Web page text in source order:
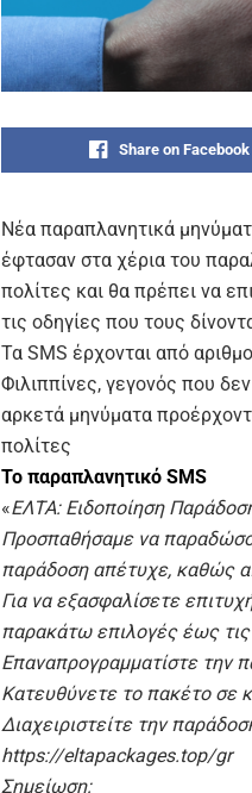
Share on Facebook
Νέα παραπλανητικά
έφτασαν στα χέρια του
πολίτες και θα πρέπει να
τις οδηγίες που τους
Τα SMS έρχονται από
Φιλιππίνες, γεγονός που
αρκετά μηνύματα
πολίτες
Το παραπλανητικό SMS
«ΕΛΤΑ: Ειδοποίηση
Προσπαθήσαμε να
παράδοση απέτυχε, καθώς
Για να εξασφαλίσετε
παρακάτω επιλογές έως τις
Επαναπρογραμματίστε την
Κατευθύνετε το πακέτο σε
Διαχειριστείτε την
https://eltapackages.top/gr
Σημείωση: